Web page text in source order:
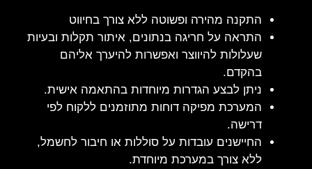
התקנה מהירה ופשוטה ללא צורך בחיווט
התראה על חריגה בנתונים, איתור תקלות ובעיות
שעלולות להיווצר ואפשרות להיערך אליהם
בהקדם.
ניתן לבצע הגדרות מיוחדות בהתאמה אישית.
המערכת מפיקה דוחות מתוזמנים ללקוח לפי
דרישה.
החיישנים עובדות על סוללות או חיבור לחשמל,
ללא צורך במערכת מיוחדת.